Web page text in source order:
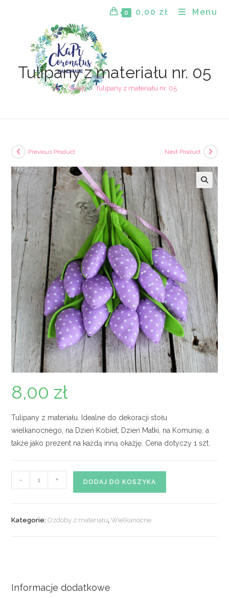
0 0,00 zł Menu
Tulipany z materiału nr. 05
> Sklep > Tulipany z materiału nr. 05
Previous Product Next Product
8,00 zł
Tulipany z materiału. Idealne do dekoracji stołu
wielkanocnego, na Dzień Kobiet, Dzień Matki, na Komunię, a
także jako prezent na każdą inną okazję. Cena dotyczy 1 szt.
Tulipany
- + DODAJ DO KOSZYKA
Kategorie:Ozdoby z materiału,Wielkanocne
Informacje dodatkowe